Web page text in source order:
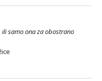
samo ona za obostrano